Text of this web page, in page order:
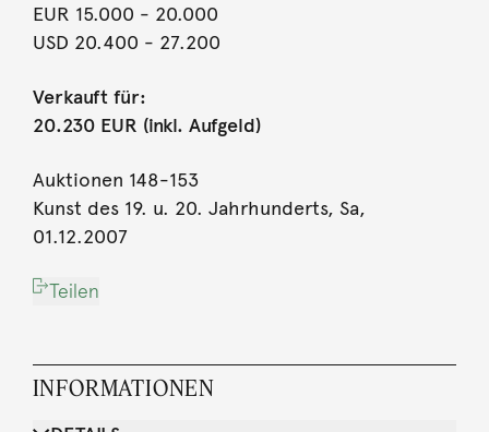
EUR 15.000 - 20.000
USD 20.400 - 27.200
Verkauft für:
20.230 EUR (inkl. Aufgeld)
Auktionen 148-153
Kunst des 19. u. 20. Jahrhunderts, Sa,
01.12.2007
Teilen
INFORMATIONEN